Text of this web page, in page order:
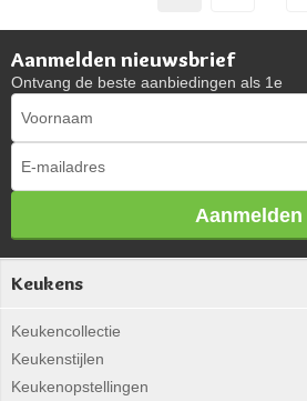
Aanmelden nieuwsbrief
Ontvang de beste aanbiedingen als 1e
Aanmelden
Keukens
Keukencollectie
Keukenstijlen
Keukenopstellingen